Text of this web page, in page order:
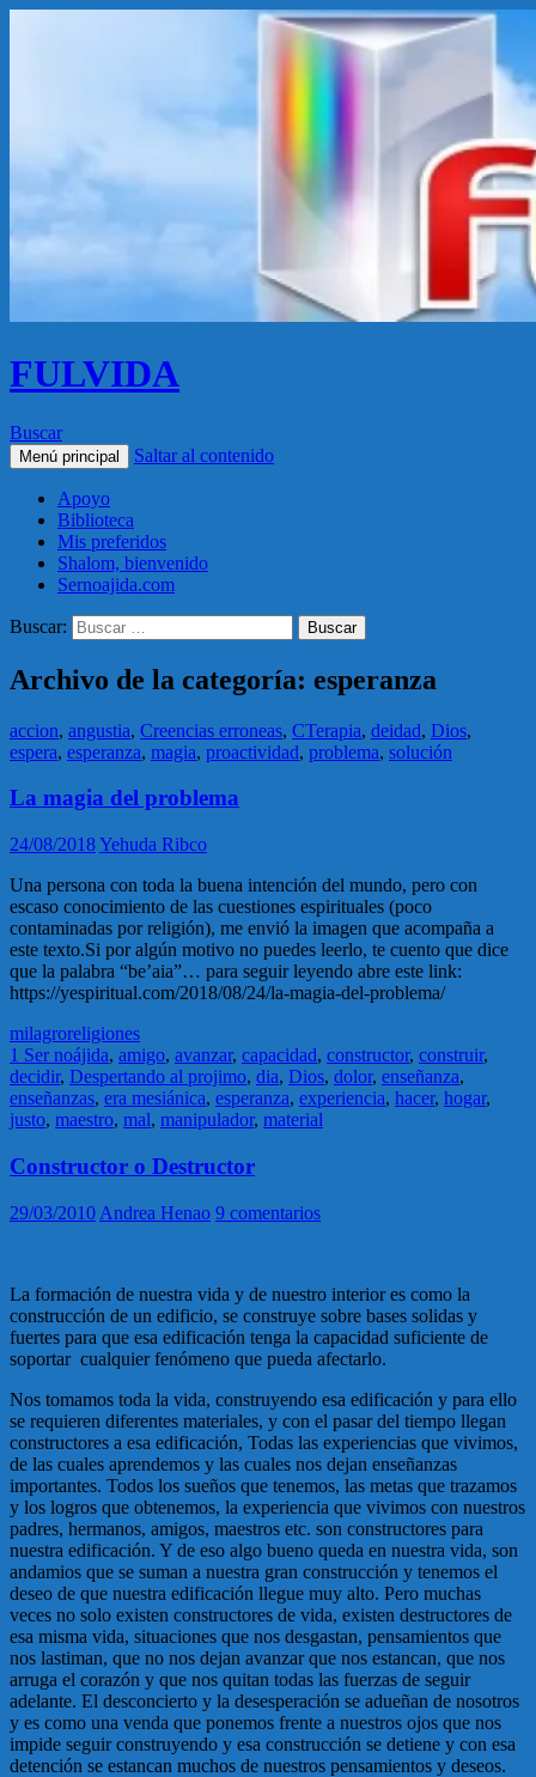
FULVIDA
Buscar
Menú principal Saltar al contenido
Apoyo
Biblioteca
Mis preferidos
Shalom, bienvenido
Sernoajida.com
Buscar:
Archivo de la categoría: esperanza
accion, angustia, Creencias erroneas, CTerapia, deidad, Dios,
espera, esperanza, magia, proactividad, problema, solución
La magia del problema
24/08/2018Yehuda Ribco
Una persona con toda la buena intención del mundo, pero con
escaso conocimiento de las cuestiones espirituales (poco
contaminadas por religión), me envió la imagen que acompaña a
este texto.Si por algún motivo no puedes leerlo, te cuento que dice
que la palabra “be’aia”… para seguir leyendo abre este link:
https://yespiritual.com/2018/08/24/la-magia-del-problema/
milagroreligiones
1 Ser noájida, amigo, avanzar, capacidad, constructor, construir,
decidir, Despertando al projimo, dia, Dios, dolor, enseñanza,
enseñanzas, era mesiánica, esperanza, experiencia, hacer, hogar,
justo, maestro, mal, manipulador, material
Constructor o Destructor
29/03/2010 Andrea Henao 9 comentarios
La formación de nuestra vida y de nuestro interior es como la
construcción de un edificio, se construye sobre bases solidas y
fuertes para que esa edificación tenga la capacidad suficiente de
soportar cualquier fenómeno que pueda afectarlo.
Nos tomamos toda la vida, construyendo esa edificación y para ello
se requieren diferentes materiales, y con el pasar del tiempo llegan
constructores a esa edificación, Todas las experiencias que vivimos,
de las cuales aprendemos y las cuales nos dejan enseñanzas
importantes. Todos los sueños que tenemos, las metas que trazamos
y los logros que obtenemos, la experiencia que vivimos con nuestros
padres, hermanos, amigos, maestros etc. son constructores para
nuestra edificación. Y de eso algo bueno queda en nuestra vida, son
andamios que se suman a nuestra gran construcción y tenemos el
deseo de que nuestra edificación llegue muy alto. Pero muchas
veces no solo existen constructores de vida, existen destructores de
esa misma vida, situaciones que nos desgastan, pensamientos que
nos lastiman, que no nos dejan avanzar que nos estancan, que nos
arruga el corazón y que nos quitan todas las fuerzas de seguir
adelante. El desconcierto y la desesperación se adueñan de nosotros
y es como una venda que ponemos frente a nuestros ojos que nos
impide seguir construyendo y esa construcción se detiene y con esa
detención se estancan muchos de nuestros pensamientos y deseos.